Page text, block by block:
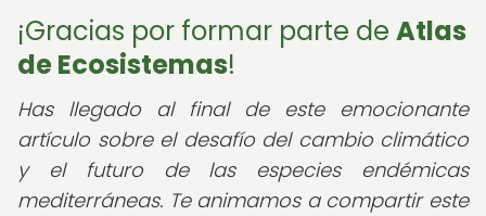
¡Gracias por formar parte de Atlas
de Ecosistemas!
Has llegado al final de este emocionante
artículo sobre el desafío del cambio climático
y el futuro de las especies endémicas
mediterráneas. Te animamos a compartir este